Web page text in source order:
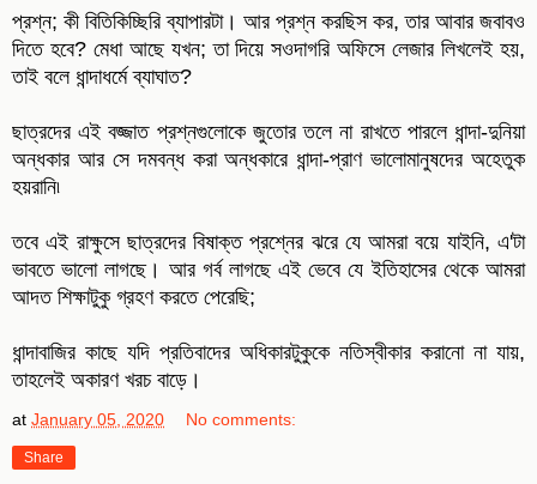
প্রশ্ন; কী বিতিকিচ্ছিরি ব্যাপারটা। আর প্রশ্ন করছিস কর, তার আবার জবাবও
দিতে হবে? মেধা আছে যখন; তা দিয়ে সওদাগরি অফিসে লেজার লিখলেই হয়,
তাই বলে ধান্দাধর্মে ব্যাঘাত?
ছাত্রদের এই বজ্জাত প্রশ্নগুলোকে জুতোর তলে না রাখতে পারলে ধান্দা-দুনিয়া
অন্ধকার আর সে দমবন্ধ করা অন্ধকারে ধান্দা-প্রাণ ভালোমানুষদের অহেতুক
হয়রানি৷
তবে এই রাক্ষুসে ছাত্রদের বিষাক্ত প্রশ্নের ঝরে যে আমরা বয়ে যাইনি, এ'টা
ভাবতে ভালো লাগছে। আর গর্ব লাগছে এই ভেবে যে ইতিহাসের থেকে আমরা
আদত শিক্ষাটুকু গ্রহণ করতে পেরেছি;
ধান্দাবাজির কাছে যদি প্রতিবাদের অধিকারটুকুকে নতিস্বীকার করানো না যায়,
তাহলেই অকারণ খরচ বাড়ে।
at January 05, 2020 No comments:
Share